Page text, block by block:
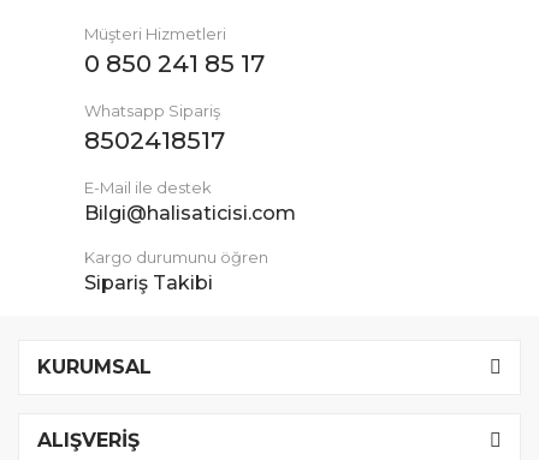
Müşteri Hizmetleri
0 850 241 85 17
Whatsapp Sipariş
8502418517
E-Mail ile destek
Bilgi@halisaticisi.com
Kargo durumunu öğren
Sipariş Takibi
KURUMSAL
ALIŞVERİŞ